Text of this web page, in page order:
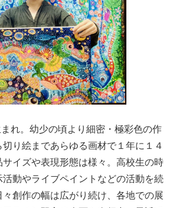
れ。幼少の頃より細密・極彩色の作
り絵まであらゆる画材で１年に１４
サイズや表現形態は様々。高校生の時
動やライブペイントなどの活動を続
創作の幅は広がり続け、各地での展